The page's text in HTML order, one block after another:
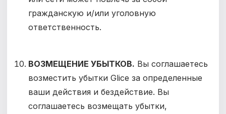
гражданскую и/или уголовную
ответственность.
ВОЗМЕЩЕНИЕ УБЫТКОВ. Вы соглашаетесь
возместить убытки Glice за определенные
ваши действия и бездействие. Вы
соглашаетесь возмещать убытки,